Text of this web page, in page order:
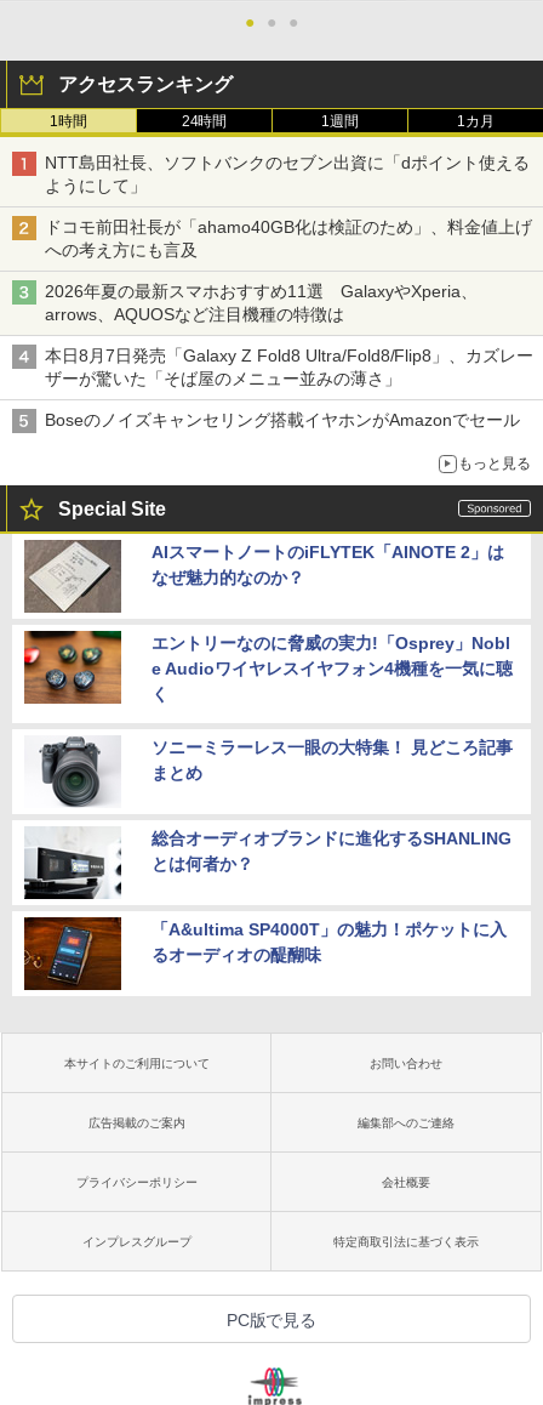
● ● ●
アクセスランキング
1時間 24時間 1週間 1カ月
NTT島田社長、ソフトバンクのセブン出資に「dポイント使える
ようにして」
ドコモ前田社長が「ahamo40GB化は検証のため」、料金値上げ
への考え方にも言及
2026年夏の最新スマホおすすめ11選 GalaxyやXperia、
arrows、AQUOSなど注目機種の特徴は
本日8月7日発売「Galaxy Z Fold8 Ultra/Fold8/Flip8」、カズレー
ザーが驚いた「そば屋のメニュー並みの薄さ」
Boseのノイズキャンセリング搭載イヤホンがAmazonでセール
もっと見る
Special Site
AIスマートノートのiFLYTEK「AINOTE 2」は
なぜ魅力的なのか？
エントリーなのに脅威の実力!「Osprey」Nobl
e Audioワイヤレスイヤフォン4機種を一気に聴
く
ソニーミラーレス一眼の大特集！ 見どころ記事
まとめ
総合オーディオブランドに進化するSHANLING
とは何者か？
「A&ultima SP4000T」の魅力！ポケットに入
るオーディオの醍醐味
本サイトのご利用について お問い合わせ
広告掲載のご案内 編集部へのご連絡
プライバシーポリシー 会社概要
インプレスグループ 特定商取引法に基づく表示
PC版で見る